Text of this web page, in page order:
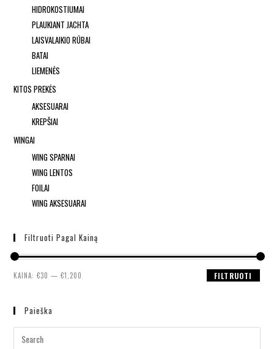
HIDROKOSTIUMAI
PLAUKIANT JACHTA
LAISVALAIKIO RŪBAI
BATAI
LIEMENĖS
KITOS PREKĖS
AKSESUARAI
KREPŠIAI
WINGAI
WING SPARNAI
WING LENTOS
FOILAI
WING AKSESUARAI
Filtruoti Pagal Kainą
FILTRUOTI
KAINA:€30 —€1,200
Paieška